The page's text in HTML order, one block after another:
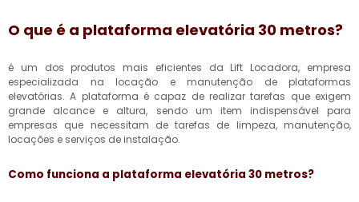
O que é a plataforma elevatória 30 metros?
é um dos produtos mais eficientes da Lift Locadora, empresa
especializada na locação e manutenção de plataformas
elevatórias. A plataforma é capaz de realizar tarefas que exigem
grande alcance e altura, sendo um item indispensável para
empresas que necessitam de tarefas de limpeza, manutenção,
locações e serviços de instalação.
Como funciona a plataforma elevatória 30 metros?